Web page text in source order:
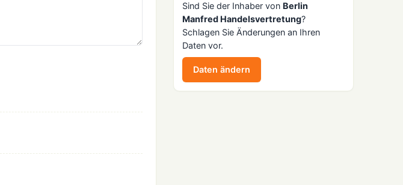
Sind Sie der Inhaber von Berlin
Manfred Handelsvertretung?
Schlagen Sie Änderungen an Ihren
Daten vor.
Daten ändern